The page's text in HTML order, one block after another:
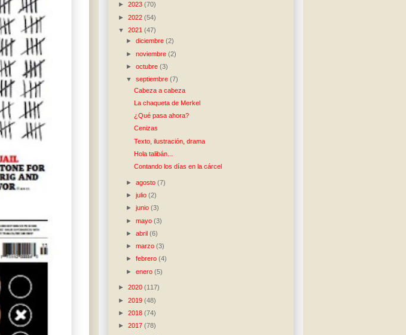
► 2023 (70)
► 2022 (54)
▼ 2021 (47)
►diciembre(2)
►noviembre(2)
►octubre(3)
▼septiembre(7)
Cabeza a cabeza
La chaqueta de Merkel
¿Qué pasa ahora?
Cenizas
Texto, ilustración, drama
Hola talibán...
Contando los días en la cárcel
►agosto(7)
►julio(2)
►junio(3)
►mayo(3)
►abril(6)
►marzo(3)
►febrero(4)
►enero(5)
► 2020 (117)
► 2019 (48)
► 2018 (74)
► 2017 (78)